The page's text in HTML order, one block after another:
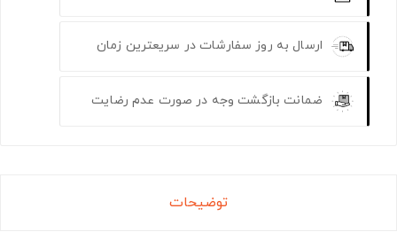
ارسال به روز سفارشات در سریعترین زمان
ضمانت بازگشت وجه در صورت عدم رضایت
توضیحات